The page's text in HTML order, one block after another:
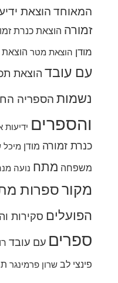
המאוחד הוצאת
זמורה הוצאת כנרת
מודן הוצאת מטר הוצאת
עם עובד הוצאת
נשמות הספריה
והספרים ידיעות
כנרת זמורה מודן מיכל
משפחה מתח נועה
מקורספרות
הפועלים סקירות
ספרים עם עובד
פינצי לב שרון פרמינגר